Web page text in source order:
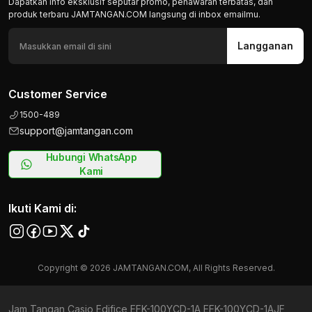
produk terbaru JAMTANGAN.COM langsung di inbox emailmu.
Langganan
Customer Service
1500-489
support@jamtangan.com
Hubungi WhatsApp
Kami
Ikuti Kami di:
Copyright © 2026 JAMTANGAN.COM, All Rights Reserved.
Jam Tangan Casio Edifice EFK-100YCD-1A EFK-100YCD-1AJF